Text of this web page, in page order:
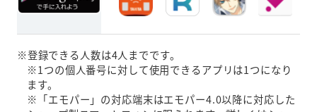
※登録できる人数は4人までです。
※1つの個人番号に対して使用できるアプリは1つになり
ます。
※「エモパー」の対応端末はエモパー4.0以降に対応した